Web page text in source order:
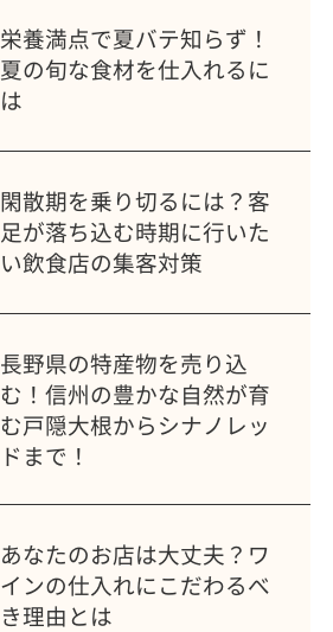
栄養満点で夏バテ知らず！
夏の旬な食材を仕入れるに
は
閑散期を乗り切るには？客
足が落ち込む時期に行いた
い飲食店の集客対策
長野県の特産物を売り込
む！信州の豊かな自然が育
む戸隠大根からシナノレッ
ドまで！
あなたのお店は大丈夫？ワ
インの仕入れにこだわるべ
き理由とは